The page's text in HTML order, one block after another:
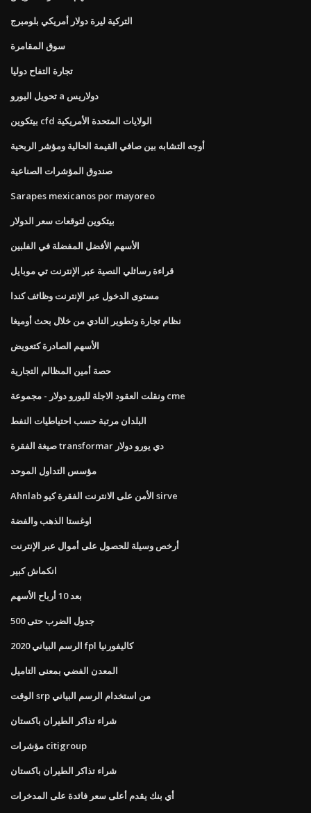
التركية ليرة دولار أمريكي بلومبرج
سوق المقامرة
تجارة التفاح دوليا
تحويل اليورو a دولاريس
بيتكوين cfd الولايات المتحدة الأمريكية
أوجه التشابه بين صافي القيمة الحالية ومؤشر الربحية
صندوق المؤشرات الصناعية
Sarapes mexicanos por mayoreo
بيتكوين لتوقعات سعر الدولار
الأسهم الأفضل المفضلة في الفلبين
قراءة رسائلي النصية عبر الإنترنت تي موبايل
مستوى الدخول عبر الإنترنت وظائف كندا
نظام تجارة وتطوير النادي من خلال بحث أوميغا
الأسهم الصادرة كتعويض
حصة أمين المظالم التجارية
ونقلت العقود الاجلة لليورو دولار - مجموعة cme
البلدان مرتبة حسب احتياطيات النفط
صيغة الفقرة transformar دي يورو دولار
مؤسس التداول الموحد
Ahnlab الأمن على الانترنت الفقرة كيو sirve
اوغستا الذهب والفضة
أرخص وسيلة للحصول على أموال عبر الإنترنت
انكماش كبير
بعد 10 أرباح الأسهم
جدول الضرب حتى 500
2020 الرسم البياني fpl كاليفورنيا
المعدن الفضي بمعنى التاميل
الوقت srp من استخدام الرسم البياني
شراء تذاكر الطيران باكستان
مؤشرات citigroup
شراء تذاكر الطيران باكستان
أي بنك يقدم أعلى سعر فائدة على المدخرات